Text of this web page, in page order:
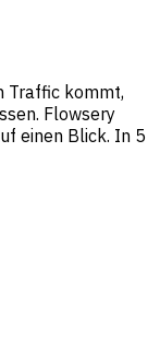
Traffic kommt,
Flowsery
einen Blick. In 5